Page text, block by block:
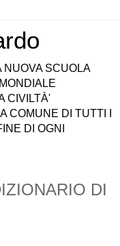
NUOVA SCUOLA
CIVILTÀ'
COMUNE DI TUTTI I
DI OGNI
DI